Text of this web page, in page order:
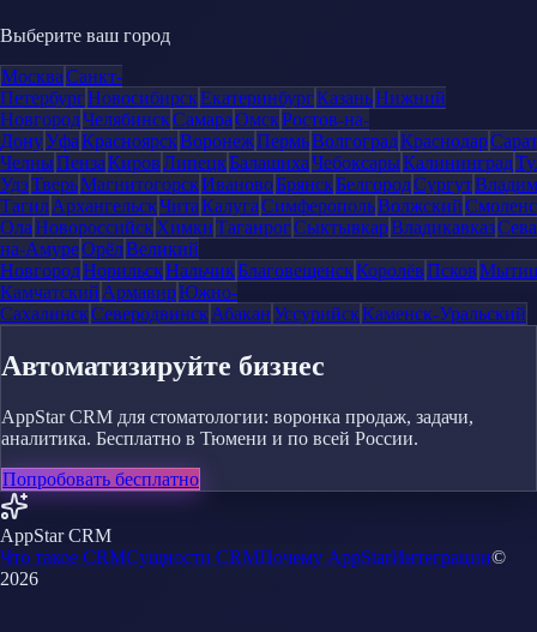
Выберите ваш город
МоскваСанкт-
ПетербургНовосибирскЕкатеринбургКазаньНижний
НовгородЧелябинскСамараОмскРостов-на-
ДонуУфаКрасноярскВоронежПермьВолгоградКраснодар
ЧелныПензаКировЛипецкБалашихаЧебоксарыКалининград
УдэТверьМагнитогорскИвановоБрянскБелгородСургут
ТагилАрхангельскЧитаКалугаСимферопольВолжский
ОлаНовороссийскХимкиТаганрогСыктывкарВладикавказ
на-АмуреОрёлВеликий
НовгородНорильскНальчикБлаговещенскКоролёвПсков
Камчатский АрмавирЮжно-
СахалинскСеверодвинскАбаканУссурийскКаменск-Уральский
Автоматизируйте бизнес
AppStar CRM для стоматологии: воронка продаж, задачи,
аналитика. Бесплатно в Тюмени и по всей России.
Попробовать бесплатно
AppStar CRM
Что такое CRMСущности CRMПочему AppStarИнтеграции©
2026